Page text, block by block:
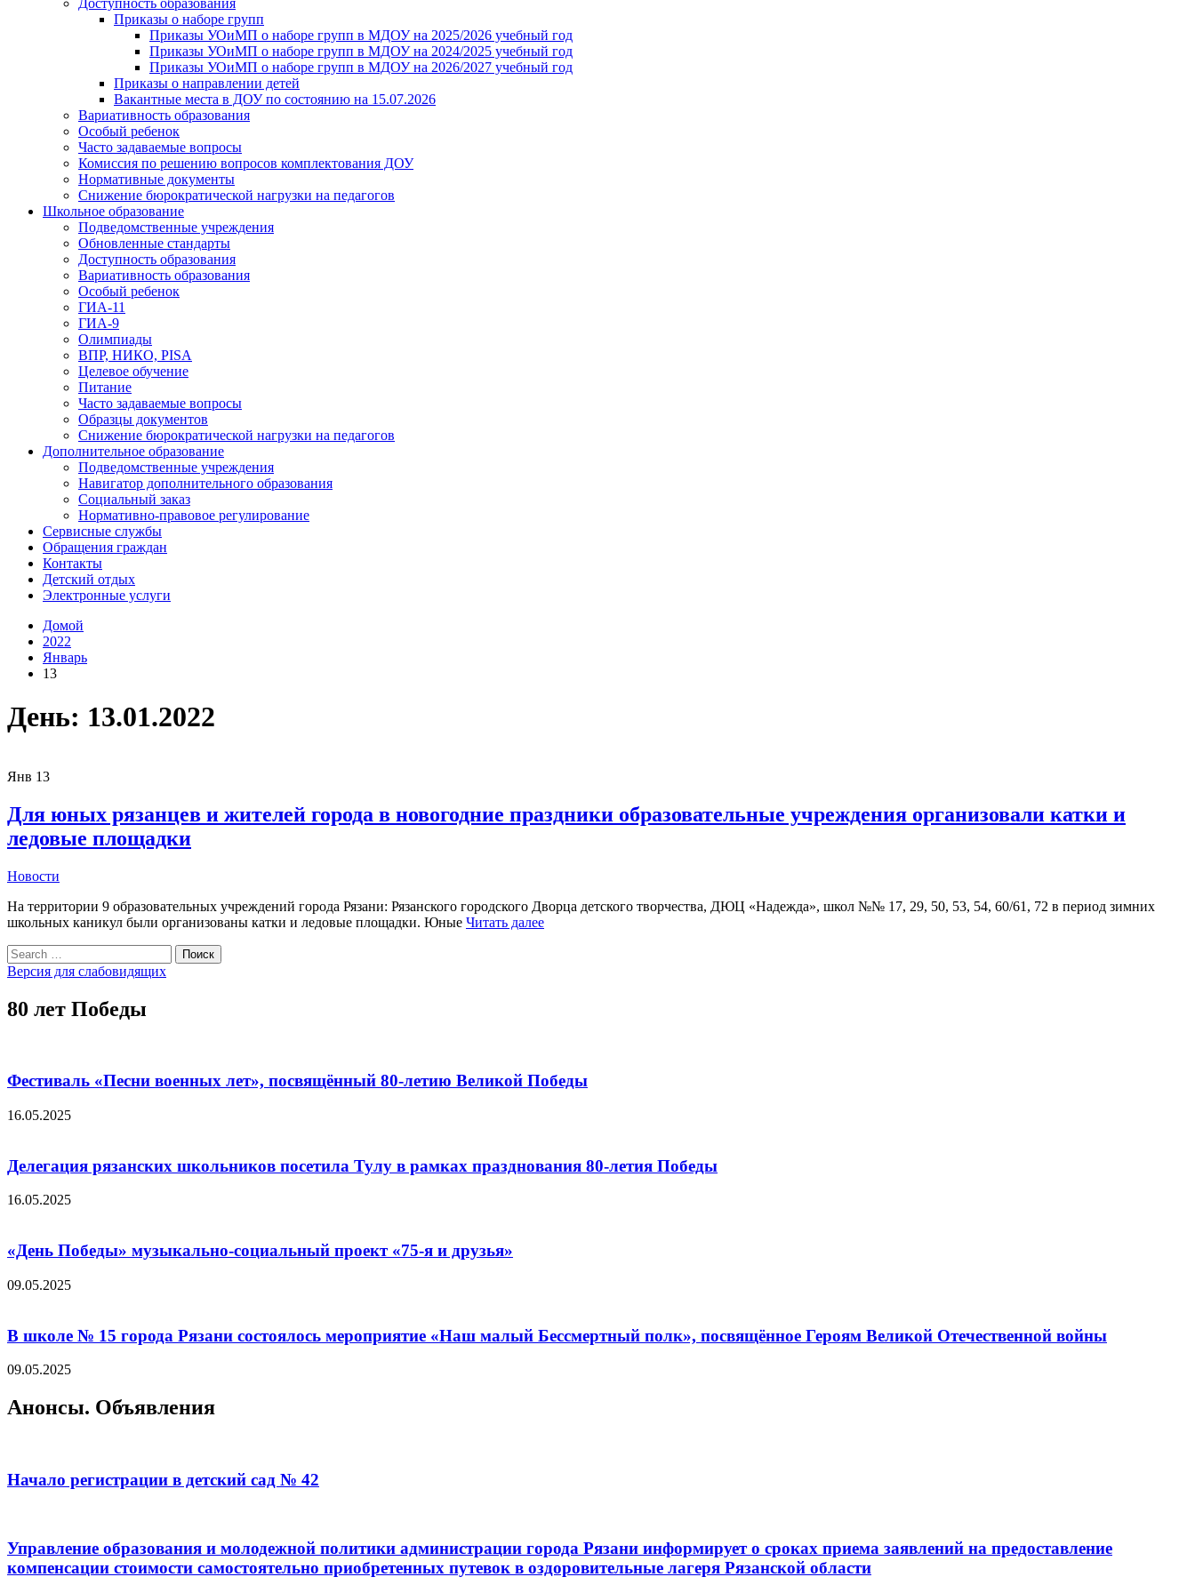
Доступность образования
Приказы о наборе групп
Приказы УОиМП о наборе групп в МДОУ на 2025/2026 учебный год
Приказы УОиМП о наборе групп в МДОУ на 2024/2025 учебный год
Приказы УОиМП о наборе групп в МДОУ на 2026/2027 учебный год
Приказы о направлении детей
Вакантные места в ДОУ по состоянию на 15.07.2026
Вариативность образования
Особый ребенок
Часто задаваемые вопросы
Комиссия по решению вопросов комплектования ДОУ
Нормативные документы
Снижение бюрократической нагрузки на педагогов
Школьное образование
Подведомственные учреждения
Обновленные стандарты
Доступность образования
Вариативность образования
Особый ребенок
ГИА-11
ГИА-9
Олимпиады
ВПР, НИКО, PISA
Целевое обучение
Питание
Часто задаваемые вопросы
Образцы документов
Снижение бюрократической нагрузки на педагогов
Дополнительное образование
Подведомственные учреждения
Навигатор дополнительного образования
Социальный заказ
Нормативно-правовое регулирование
Сервисные службы
Обращения граждан
Контакты
Детский отдых
Электронные услуги
Домой
2022
Январь
13
День: 13.01.2022
Янв 13
Для юных рязанцев и жителей города в новогодние праздники образовательные учреждения организовали катки и
ледовые площадки
Новости
На территории 9 образовательных учреждений города Рязани: Рязанского городского Дворца детского творчества, ДЮЦ «Надежда», школ №№ 17, 29, 50, 53, 54, 60/61, 72 в период зимних
школьных каникул были организованы катки и ледовые площадки. Юные Читать далее
Search
for:
Поиск
Версия для слабовидящих
80 лет Победы
Фестиваль «Песни военных лет», посвящённый 80-летию Великой Победы
16.05.2025
Делегация рязанских школьников посетила Тулу в рамках празднования 80-летия Победы
16.05.2025
«День Победы» музыкально-социальный проект «75-я и друзья»
09.05.2025
В школе № 15 города Рязани состоялось мероприятие «Наш малый Бессмертный полк», посвящённое Героям Великой Отечественной войны
09.05.2025
Анонсы. Объявления
Начало регистрации в детский сад № 42
Управление образования и молодежной политики администрации города Рязани информирует о сроках приема заявлений на предоставление
компенсации стоимости самостоятельно приобретенных путевок в оздоровительные лагеря Рязанской области